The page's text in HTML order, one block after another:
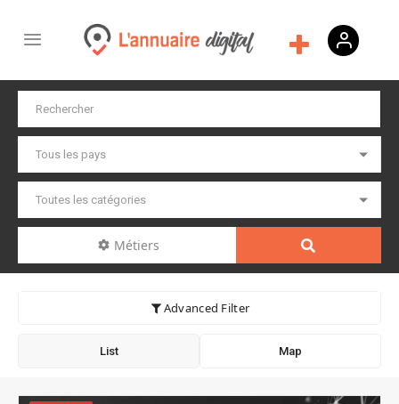
Métiers
Advanced Filter
List Map